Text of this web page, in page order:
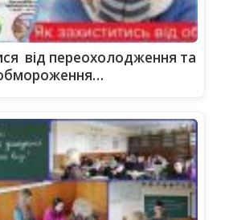
від переохолодження та